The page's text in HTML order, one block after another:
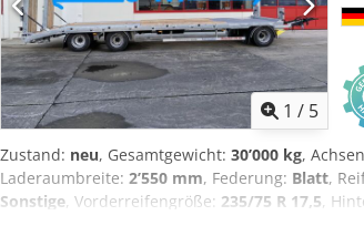
1 / 5
Zustand: neu, Gesamtgewicht: 30’000 kg,
Laderaumbreite: 2’550 mm, Federung: Blatt,
Sonstige, Vorderreifengröße: 235/75 R 17,5,
,